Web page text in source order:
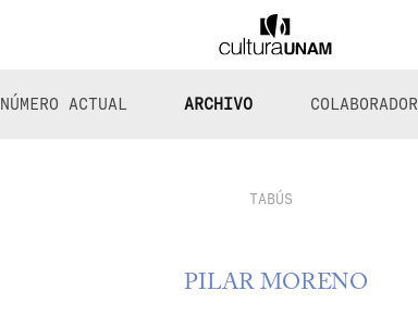
NÚMERO ACTUAL ARCHIVO
TABÚS
PILAR MORENO